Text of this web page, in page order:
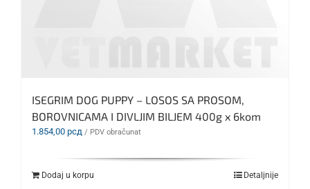
ISEGRIM DOG PUPPY – LOSOS SA PROSOM,
BOROVNICAMA I DIVLJIM BILJEM 400g x 6kom
1.854,00 рсд / PDV obračunat
Dodaj u korpu Detaljnije